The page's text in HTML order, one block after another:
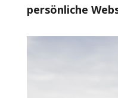
persönliche